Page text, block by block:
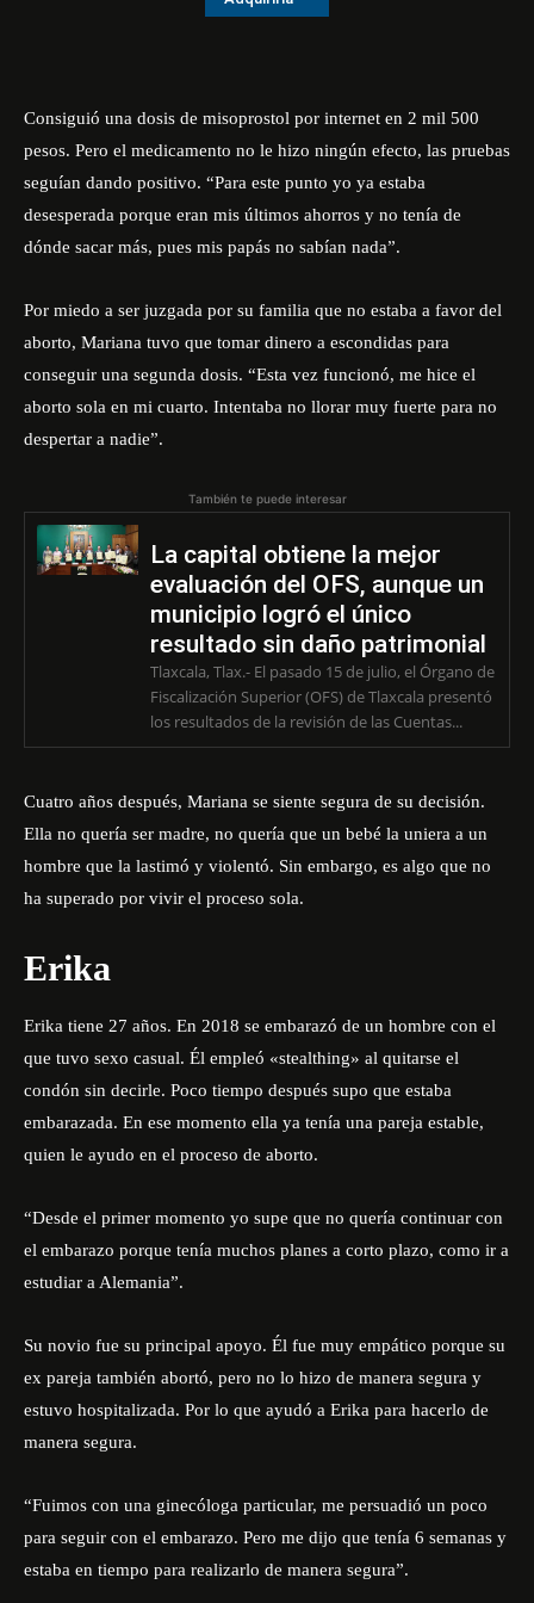
Consiguió una dosis de misoprostol por internet en 2 mil 500
pesos. Pero el medicamento no le hizo ningún efecto, las pruebas
seguían dando positivo. “Para este punto yo ya estaba
desesperada porque eran mis últimos ahorros y no tenía de
dónde sacar más, pues mis papás no sabían nada”.
Por miedo a ser juzgada por su familia que no estaba a favor del
aborto, Mariana tuvo que tomar dinero a escondidas para
conseguir una segunda dosis. “Esta vez funcionó, me hice el
aborto sola en mi cuarto. Intentaba no llorar muy fuerte para no
despertar a nadie”.
También te puede interesar
La capital obtiene la mejor
evaluación del OFS, aunque un
municipio logró el único
resultado sin daño patrimonial
Tlaxcala, Tlax.- El pasado 15 de julio, el Órgano de
Fiscalización Superior (OFS) de Tlaxcala presentó
los resultados de la revisión de las Cuentas...
Cuatro años después, Mariana se siente segura de su decisión.
Ella no quería ser madre, no quería que un bebé la uniera a un
hombre que la lastimó y violentó. Sin embargo, es algo que no
ha superado por vivir el proceso sola.
Erika
Erika tiene 27 años. En 2018 se embarazó de un hombre con el
que tuvo sexo casual. Él empleó «stealthing» al quitarse el
condón sin decirle. Poco tiempo después supo que estaba
embarazada. En ese momento ella ya tenía una pareja estable,
quien le ayudo en el proceso de aborto.
“Desde el primer momento yo supe que no quería continuar con
el embarazo porque tenía muchos planes a corto plazo, como ir a
estudiar a Alemania”.
Su novio fue su principal apoyo. Él fue muy empático porque su
ex pareja también abortó, pero no lo hizo de manera segura y
estuvo hospitalizada. Por lo que ayudó a Erika para hacerlo de
manera segura.
“Fuimos con una ginecóloga particular, me persuadió un poco
para seguir con el embarazo. Pero me dijo que tenía 6 semanas y
estaba en tiempo para realizarlo de manera segura”.